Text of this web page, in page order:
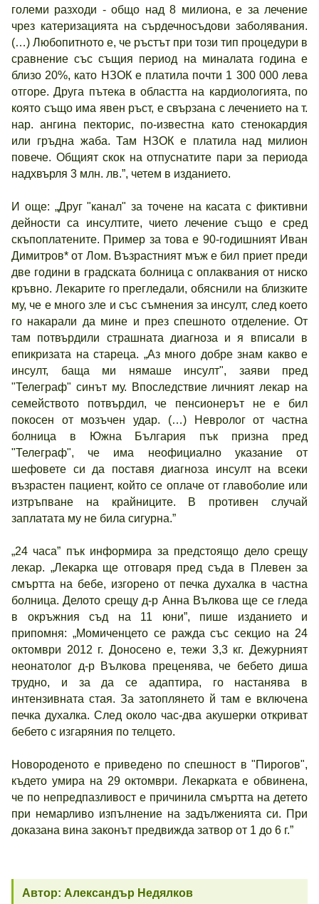
големи разходи - общо над 8 милиона, е за лечение
чрез катеризацията на сърдечносъдови заболявания.
(…) Любопитното е, че ръстът при този тип процедури в
сравнение със същия период на миналата година е
близо 20%, като НЗОК е платила почти 1 300 000 лева
отгоре. Друга пътека в областта на кардиологията, по
която също има явен ръст, е свързана с лечението на т.
нар. ангина пекторис, по-известна като стенокардия
или гръдна жаба. Там НЗОК е платила над милион
повече. Общият скок на отпуснатите пари за периода
надхвърля 3 млн. лв.”, четем в изданието.
И още: „Друг "канал" за точене на касата с фиктивни
дейности са инсултите, чието лечение също е сред
скъпоплатените. Пример за това е 90-годишният Иван
Димитров* от Лом. Възрастният мъж е бил приет преди
две години в градската болница с оплаквания от ниско
кръвно. Лекарите го прегледали, обяснили на близките
му, че е много зле и със съмнения за инсулт, след което
го накарали да мине и през спешното отделение. От
там потвърдили страшната диагноза и я вписали в
епикризата на стареца. „Аз много добре знам какво е
инсулт, баща ми нямаше инсулт", заяви пред
"Телеграф" синът му. Впоследствие личният лекар на
семейството потвърдил, че пенсионерът не е бил
покосен от мозъчен удар. (…) Невролог от частна
болница в Южна България пък призна пред
"Телеграф", че има неофициално указание от
шефовете си да поставя диагноза инсулт на всеки
възрастен пациент, който се оплаче от главоболие или
изтръпване на крайниците. В противен случай
заплатата му не била сигурна.”
„24 часа” пък информира за предстоящо дело срещу
лекар. „Лекарка ще отговаря пред съда в Плевен за
смъртта на бебе, изгорено от печка духалка в частна
болница. Делото срещу д-р Анна Вълкова ще се гледа
в окръжния съд на 11 юни”, пише изданието и
припомня: „Момиченцето се ражда със секцио на 24
октомври 2012 г. Доносено е, тежи 3,3 кг. Дежурният
неонатолог д-р Вълкова преценява, че бебето диша
трудно, и за да се адаптира, го настанява в
интензивната стая. За затоплянето й там е включена
печка духалка. След около час-два акушерки откриват
бебето с изгаряния по телцето.
Новороденото е приведено по спешност в "Пирогов",
където умира на 29 октомври. Лекарката е обвинена,
че по непредпазливост е причинила смъртта на детето
при немарливо изпълнение на задълженията си. При
доказана вина законът предвижда затвор от 1 до 6 г.”
Автор: Александър Недялков